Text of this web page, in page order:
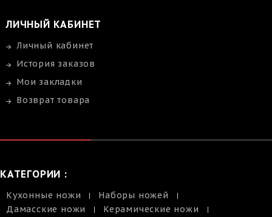
ЛИЧНЫЙ КАБИНЕТ
Личный кабинет
История заказов
Мои закладки
Возврат товара
КАТЕГОРИИ :
Кухонные ножи
Наборы ножей
Дамасские ножи
Керамические ножи